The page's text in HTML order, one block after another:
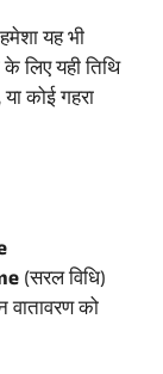
यह भी
लिए यही तिथि
कोई गहरा
(सरल विधि)
वातावरण को